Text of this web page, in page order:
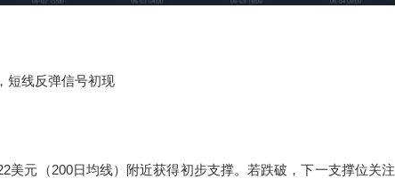
线反弹信号初现
元（200日均线）附近获得初步支撑。若跌破，下一支撑位关注